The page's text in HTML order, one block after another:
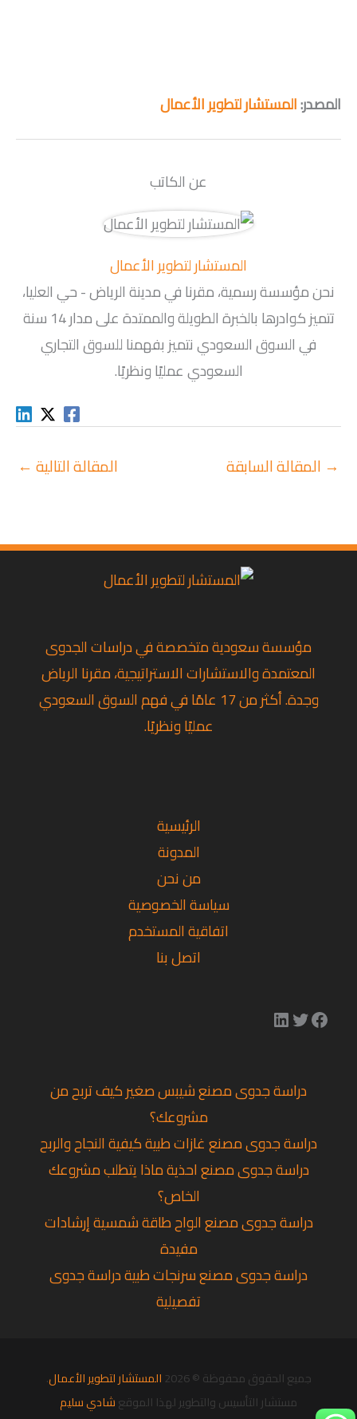
المصدر:المستشار لتطوير الأعمال
عن الكاتب
المستشار لتطوير الأعمال
نحن مؤسسة رسمية، مقرنا في مدينة الرياض - حي العليا،
تتميز كوادرها بالخبرة الطويلة والممتدة على مدار 14 سنة
في السوق السعودي نتميز بفهمنا للسوق التجاري
السعودي عمليًا ونظريًا.
→ المقالة السابقة المقالة التالية←
مؤسسة سعودية متخصصة في دراسات الجدوى
المعتمدة والاستشارات الاستراتيجية، مقرنا الرياض
وجدة. أكثر من 17 عامًا في فهم السوق السعودي
عمليًا ونظريًا.
الرئيسية
المدونة
من نحن
سياسة الخصوصية
اتفاقية المستخدم
اتصل بنا
دراسة جدوى مصنع شيبس صغير كيف تربح من
مشروعك؟
دراسة جدوى مصنع غازات طبية كيفية النجاح والربح
دراسة جدوى مصنع احذية ماذا يتطلب مشروعك
الخاص؟
دراسة جدوى مصنع الواح طاقة شمسية إرشادات
مفيدة
دراسة جدوى مصنع سرنجات طبية دراسة جدوى
تفصيلية
جميع الحقوق محفوظة © 2026 المستشار لتطوير الأعمال.
مستشار التأسيس والتطوير لهذا الموقعشادي سليم